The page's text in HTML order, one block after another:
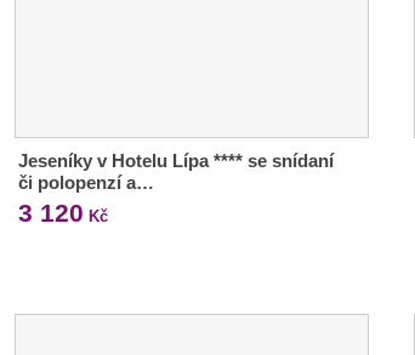
Jeseníky v Hotelu Lípa **** se snídaní
či polopenzí a…
3 120 Kč